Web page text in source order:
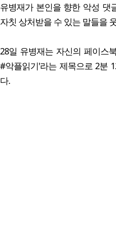
유병재가 본인을 향한 악성 댓
자칫 상처받을 수 있는 말들을
28일 유병재는 자신의 페이스
#악플읽기'라는 제목으로 2분
다.